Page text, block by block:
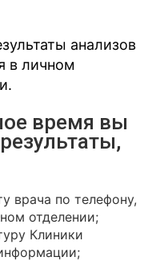
анализов
в личном
время вы
врача по телефону,
отделении;
Клиники